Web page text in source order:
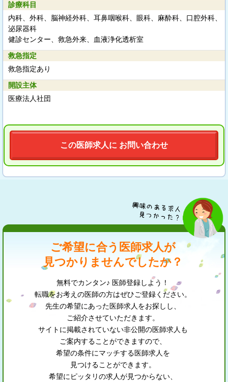
診療科目
内科、外科、脳神経外科、耳鼻咽喉科、眼科、麻酔科、口腔外科、
泌尿器科
健診センター、救急外来、血液浄化透析室
救急指定
救急指定あり
開設主体
医療法人社団
この医師求人に お問い合わせ
ご希望に合う医師求人が
見つかりませんでしたか？
無料でカンタン♪ 医師登録しよう！
転職をお考えの医師の方はぜひご登録ください。
先生の希望にあった医師求人をお探しし、
ご紹介させていただきます。
サイトに掲載されていない非公開の医師求人も
ご案内することができますので、
希望の条件にマッチする医師求人を
見つけることができます。
希望にピッタリの求人が見つからない、